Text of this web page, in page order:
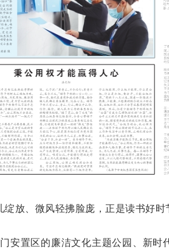
放、微风轻拂脸庞，正是读书好时
安置区的廉洁文化主题公园、新